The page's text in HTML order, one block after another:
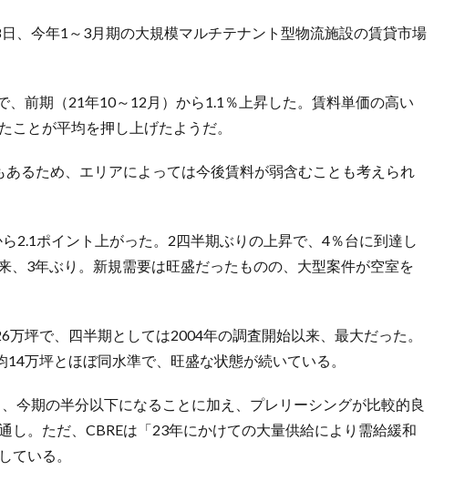
、今年1～3月期の大規模マルチテナント型物流施設の賃貸市場
、前期（21年10～12月）から1.1％上昇した。賃料単価の高い
ことが平均を押し上げたようだ。
るため、エリアによっては今後賃料が弱含むことも考えられ
2.1ポイント上がった。2四半期ぶりの上昇で、4％台に到達し
、3年ぶり。新規需要は旺盛だったものの、大型案件が空室を
坪で、四半期としては2004年の調査開始以来、最大だった。
万坪とほぼ同水準で、旺盛な状態が続いている。
今期の半分以下になることに加え、プレリーシングが比較的良
し。ただ、CBREは「23年にかけての大量供給により需給緩和
ている。